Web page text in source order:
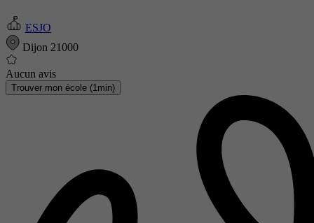
ESJO
Dijon 21000
Aucun avis
Trouver mon école (1min)